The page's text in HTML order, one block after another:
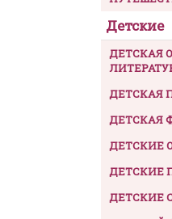
Детские
ДЕТСКАЯ
ДЕТСКАЯ
ДЕТСКАЯ
ДЕТСКИЕ
ДЕТСКИЕ
ДЕТСКИЕ